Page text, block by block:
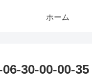
ホーム
30-00-00-35